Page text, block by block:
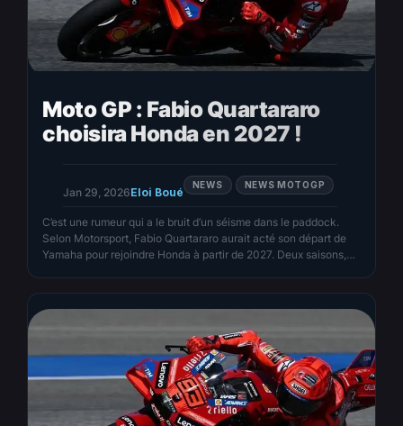
Moto GP : Fabio Quartararo
choisira Honda en 2027 !
Jan 29, 2026Eloi Boué
NEWS NEWS MOTOGP
C’est une rumeur qui a le bruit d’un séisme dans le paddock.
Selon Motorsport, Fabio Quartararo aurait acté son départ de
Yamaha pour rejoindre Honda à partir de 2027. Deux saisons,